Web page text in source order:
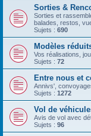
Sorties &
Sorties et
balades, restos,
Sujets : 690
Modèles
Vos réalisations,
Sujets : 72
Entre nous et
Annivs',
Sujets : 1272
Vol de
Avis de vol avec
Sujets : 96